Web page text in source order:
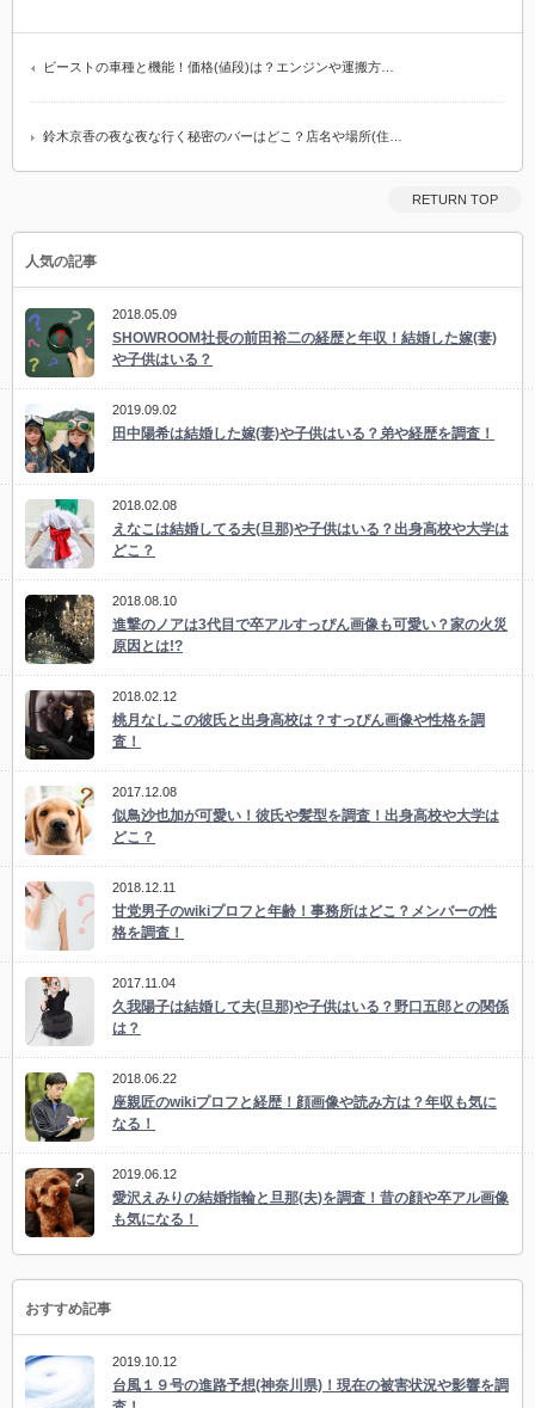
ビーストの車種と機能！価格(値段)は？エンジンや運搬方…
鈴木京香の夜な夜な行く秘密のバーはどこ？店名や場所(住…
RETURN TOP
人気の記事
2018.05.09
SHOWROOM社長の前田裕二の経歴と年収！結婚した嫁(妻)
や子供はいる？
2019.09.02
田中陽希は結婚した嫁(妻)や子供はいる？弟や経歴を調査！
2018.02.08
えなこは結婚してる夫(旦那)や子供はいる？出身高校や大学は
どこ？
2018.08.10
進撃のノアは3代目で卒アルすっぴん画像も可愛い？家の火災
原因とは!?
2018.02.12
桃月なしこの彼氏と出身高校は？すっぴん画像や性格を調
査！
2017.12.08
似鳥沙也加が可愛い！彼氏や髪型を調査！出身高校や大学は
どこ？
2018.12.11
甘党男子のwikiプロフと年齢！事務所はどこ？メンバーの性
格を調査！
2017.11.04
久我陽子は結婚して夫(旦那)や子供はいる？野口五郎との関係
は？
2018.06.22
座親匠のwikiプロフと経歴！顔画像や読み方は？年収も気に
なる！
2019.06.12
愛沢えみりの結婚指輪と旦那(夫)を調査！昔の顔や卒アル画像
も気になる！
おすすめ記事
2019.10.12
台風１９号の進路予想(神奈川県)！現在の被害状況や影響を調